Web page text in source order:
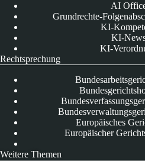
AI
Grundrechte-
KI-
KI-
KI-
Rechtsprechung
Europäisches
Europäischer
Weitere Themen